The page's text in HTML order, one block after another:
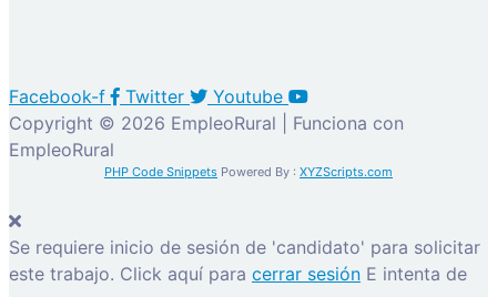
Facebook-f Twitter
Youtube
Copyright © 2026 EmpleoRural | Funciona con
EmpleoRural
PHP Code Snippets Powered By : XYZScripts.com
Se requiere inicio de sesión de 'candidato' para solicitar
este trabajo. Click aquí para cerrar sesión E intenta de